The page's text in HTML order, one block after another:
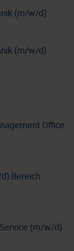
(m/w/d)
(m/w/d)
Office
Bereich
(m/w/d)